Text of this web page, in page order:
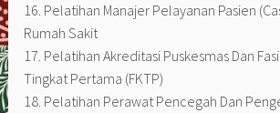
16. Pelatihan Manajer Pelayanan Pasien
Rumah Sakit
17. Pelatihan Akreditasi Puskesmas Dan
Tingkat Pertama (FKTP)
18. Pelatihan Perawat Pencegah Dan